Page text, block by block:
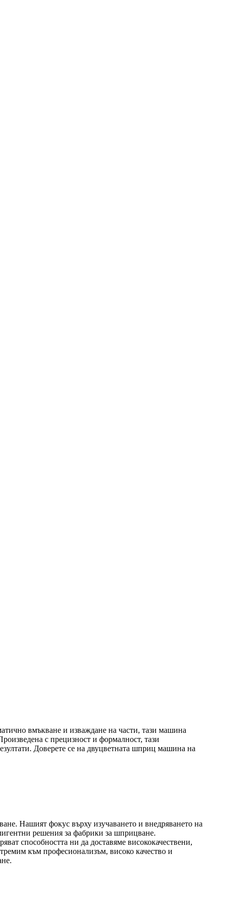
вмъкване и изваждане на части, тази машина
с прецизност и формалност, тази
Доверете се на двуцветната шприц машина на
Нашият фокус върху изучаването и внедряването на
решения за фабрики за шприцване.
способността ни да доставяме висококачествени,
към професионализъм, високо качество и